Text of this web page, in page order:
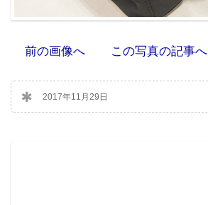
前の画像へ この写真の記事へ
2017年11月29日